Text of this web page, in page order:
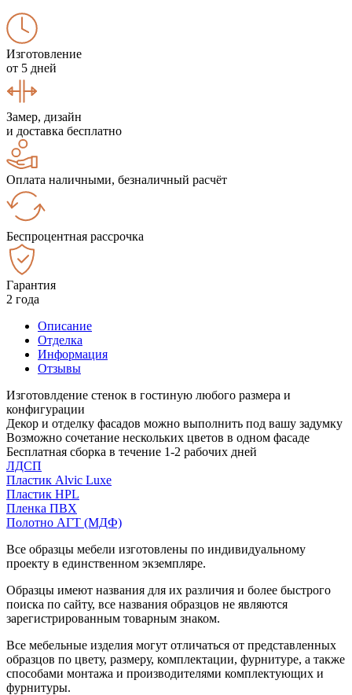
Изготовление
от 5 дней
Замер, дизайн
и доставка бесплатно
Оплата наличными, безналичный расчёт
Беспроцентная рассрочка
Гарантия
2 года
Описание
Отделка
Информация
Отзывы
Изготовлдение стенок в гостиную любого размера и
конфигурации
Декор и отделку фасадов можно выполнить под вашу задумку
Возможно сочетание нескольких цветов в одном фасаде
Бесплатная сборка в течение 1-2 рабочих дней
ЛДСП
Пластик Alvic Luxe
Пластик HPL
Пленка ПВХ
Полотно АГТ (МДФ)
Все образцы мебели изготовлены по индивидуальному
проекту в единственном экземпляре.
Образцы имеют названия для их различия и более быстрого
поиска по сайту, все названия образцов не являются
зарегистрированным товарным знаком.
Все мебельные изделия могут отличаться от представленных
образцов по цвету, размеру, комплектации, фурнитуре, а также
способами монтажа и производителями комплектующих и
фурнитуры.